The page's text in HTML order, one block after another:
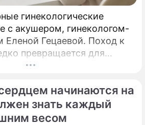
гинекологические
с акушером, гинекологом-
Еленой Гецаевой. Поход к
превращается для
разговор о
начинаются на
знать каждый
весом